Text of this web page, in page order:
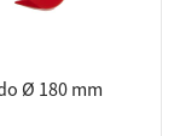
Ø 180 mm